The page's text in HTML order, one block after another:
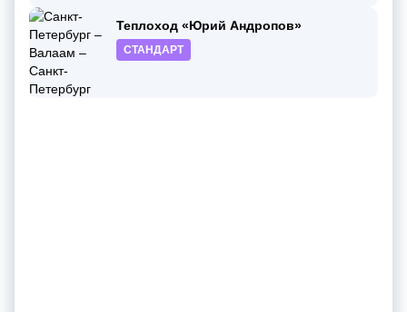
Теплоход «Юрий Андропов»
СТАНДАРТ